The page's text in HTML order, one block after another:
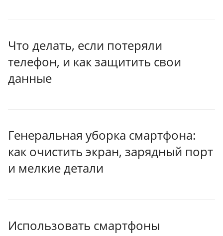
Что делать, если потеряли
телефон, и как защитить свои
данные
Генеральная уборка смартфона:
как очистить экран, зарядный порт
и мелкие детали
Использовать смартфоны